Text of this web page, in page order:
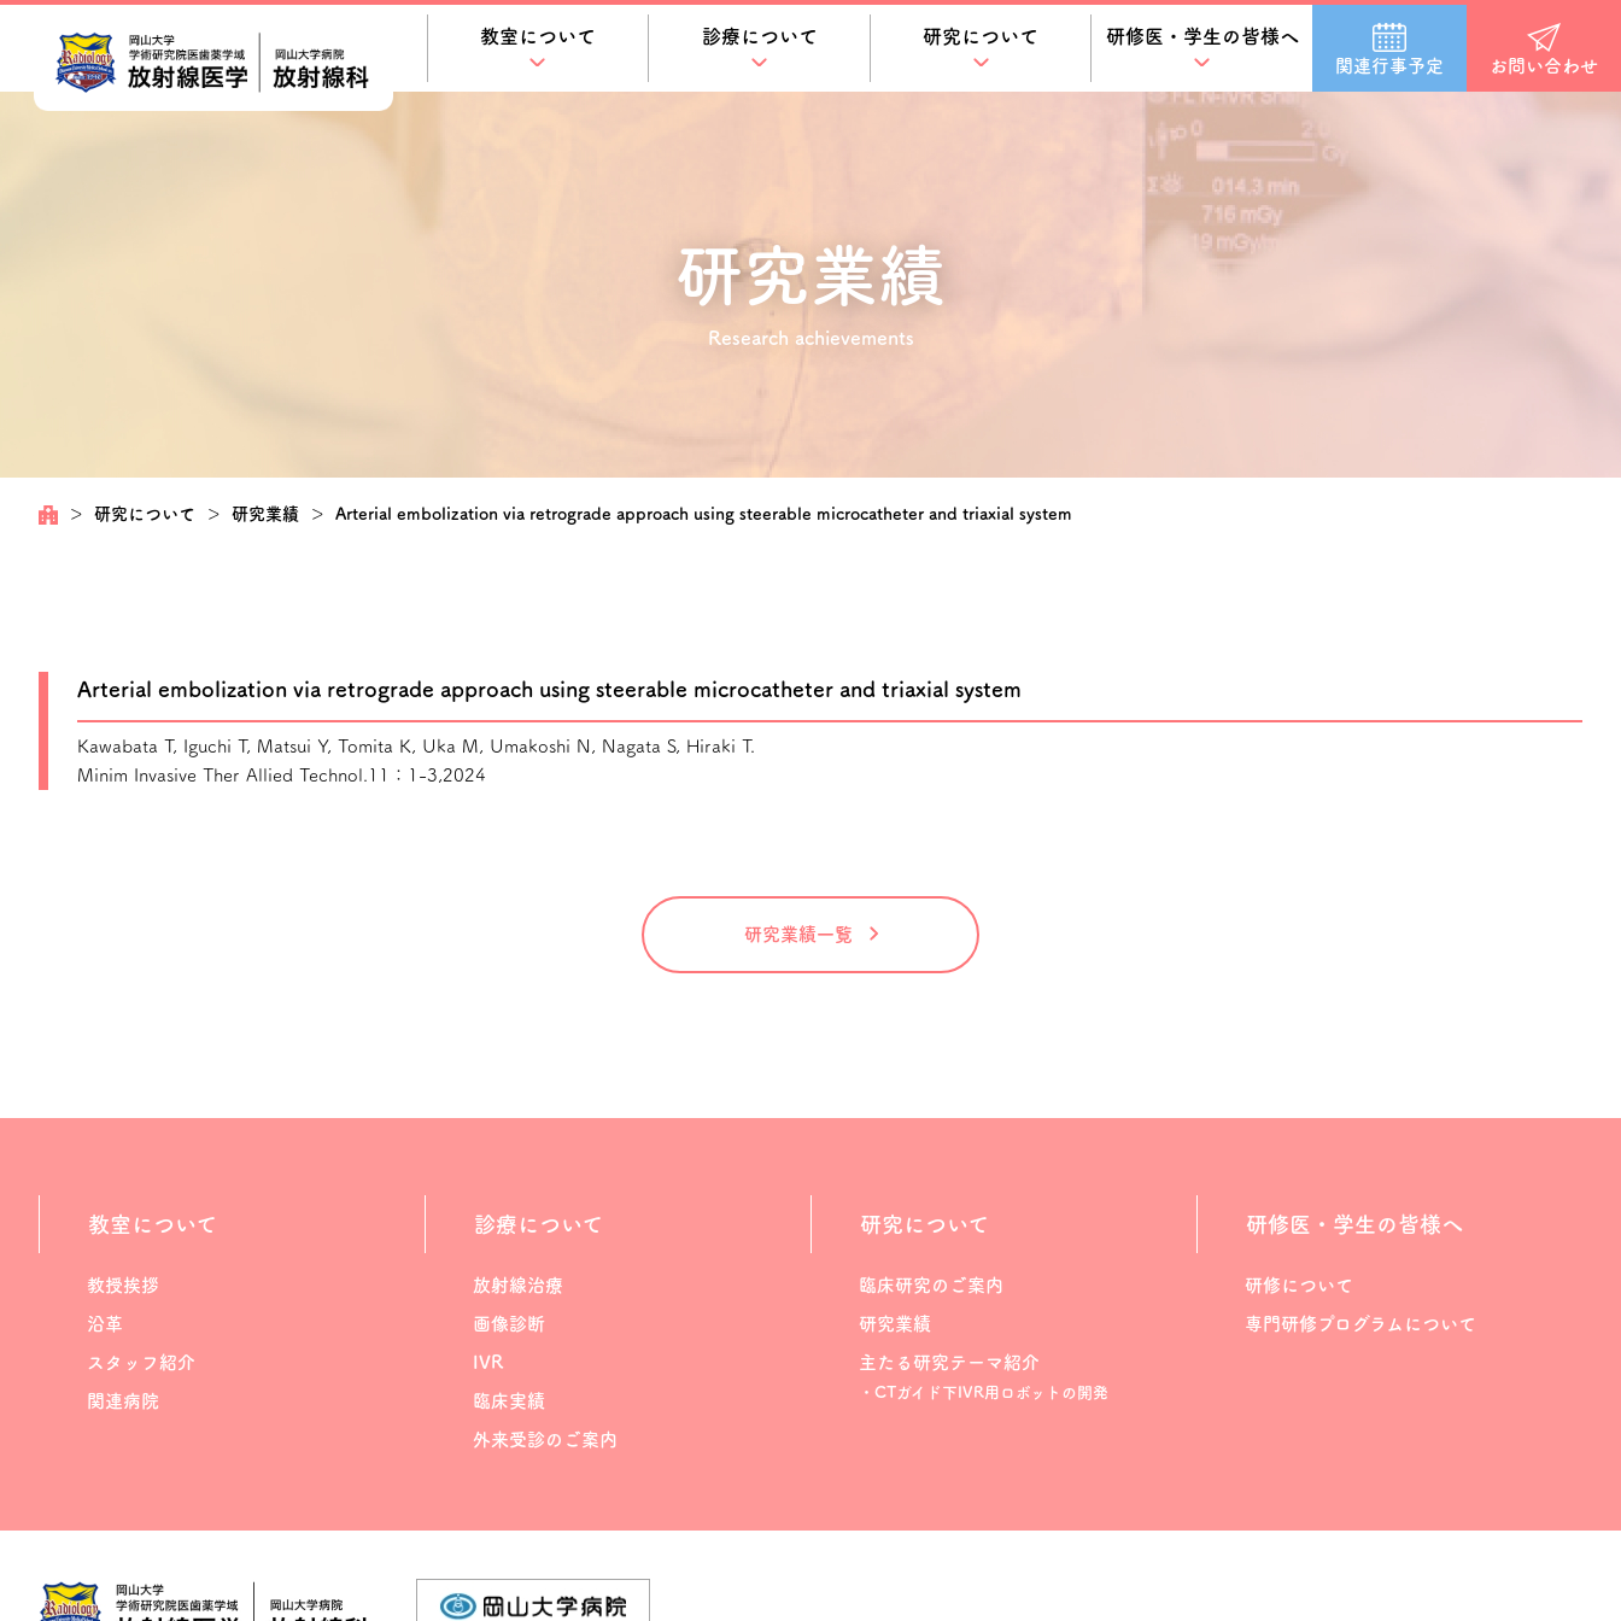
教室について 診療について 研究について 研修医・学生の皆様へ
関連行事予定 お問い合わせ
研究業績
Research achievements
＞ 研究について ＞ 研究業績 ＞ Arterial embolization via retrograde approach using steerable microcatheter and triaxial system
Arterial embolization via retrograde approach using steerable microcatheter and triaxial system
Kawabata T, Iguchi T, Matsui Y, Tomita K, Uka M, Umakoshi N, Nagata S, Hiraki T.
Minim Invasive Ther Allied Technol.11：1-3,2024
研究業績一覧
教室について
教授挨拶
沿革
スタッフ紹介
関連病院
診療について
放射線治療
画像診断
IVR
臨床実績
外来受診のご案内
研究について
臨床研究のご案内
研究業績
主たる研究テーマ紹介
・CTガイド下IVR用ロボットの開発
研修医・学生の皆様へ
研修について
専門研修プログラムについて